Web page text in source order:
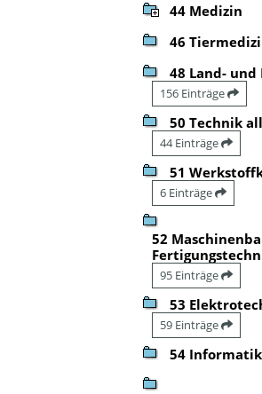
44 Medizin
46
48 Land-
156 Einträge
50 Technik
44 Einträge
51
6 Einträge
52
95 Einträge
53
59 Einträge
54 Informatik